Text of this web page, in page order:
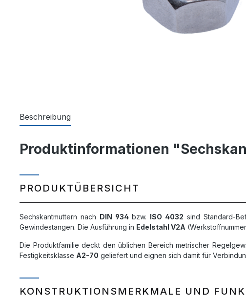
Beschreibung
Produktinformationen
PRODUKTÜBERSICHT
Sechskantmuttern nach DIN 934bzw. ISO 4032 sind Standard-
Gewindestangen. Die Ausführung in Edelstahl V2A
Die Produktfamilie deckt den üblichen Bereich metrischer
Festigkeitsklasse A2-70 geliefert und eignen sich damit für
KONSTRUKTIONSMERKMALE UND